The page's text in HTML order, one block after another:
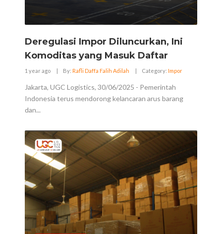
Deregulasi Impor Diluncurkan, Ini
Komoditas yang Masuk Daftar
1 year ago | By: Rafli Daffa Falih Adilah | Category: Impor
Jakarta, UGC Logistics, 30/06/2025 - Pemerintah
Indonesia terus mendorong kelancaran arus barang
dan...